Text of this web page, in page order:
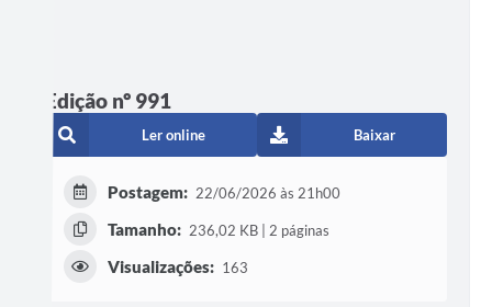
Edição nº 991
Ler online Baixar
Postagem: 22/06/2026 às 21h00
Tamanho: 236,02 KB | 2 páginas
Visualizações: 163